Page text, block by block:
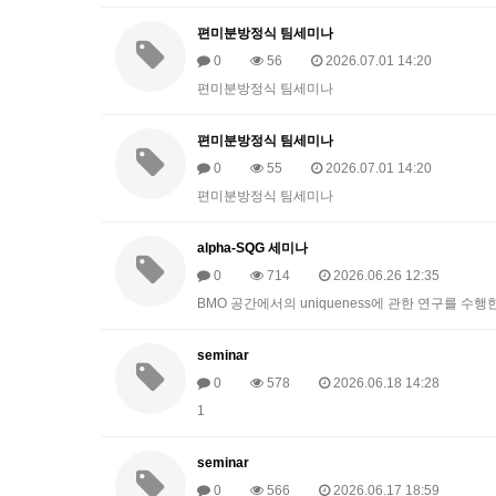
편미분방정식 팀세미나
0
56
2026.07.01 14:20
편미분방정식 팀세미나
편미분방정식 팀세미나
0
55
2026.07.01 14:20
편미분방정식 팀세미나
alpha-SQG 세미나
0
714
2026.06.26 12:35
BMO 공간에서의 uniqueness에 관한 연구를 수행
seminar
0
578
2026.06.18 14:28
1
seminar
0
566 2026.06.17 18:59